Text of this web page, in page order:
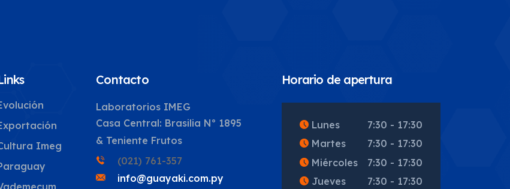
Imeg
Contacto
Laboratorios IMEG
Casa Central: Brasilia Nº 1895
& Teniente Frutos
(021) 761-357
info@guayaki.com.py
Horario de apertura
Lunes
7:30 - 17:30
Martes
7:30 - 17:30
Miércoles
7:30 - 17:30
Jueves
7:30 - 17:30